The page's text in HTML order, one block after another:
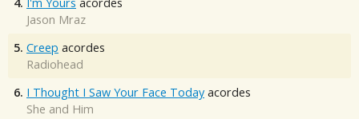
Jason Mraz
5. Creep acordes
Radiohead
6. I Thought I Saw Your Face Today acordes
She and Him